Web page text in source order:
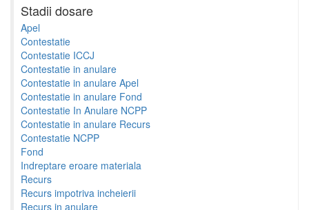
Stadii dosare
Apel
Contestatie
Contestatie ICCJ
Contestatie in anulare
Contestatie in anulare Apel
Contestatie in anulare Fond
Contestatie In Anulare NCPP
Contestatie in anulare Recurs
Contestatie NCPP
Fond
Indreptare eroare materiala
Recurs
Recurs impotriva incheierii
Recurs in anulare